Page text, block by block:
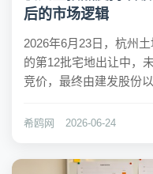
后的市场逻辑
2026年6月23日，杭州
的第12批宅地出让中，
竞价，最终由建发股份
至此，2026年以来杭州
希鸥网 2026-06-24